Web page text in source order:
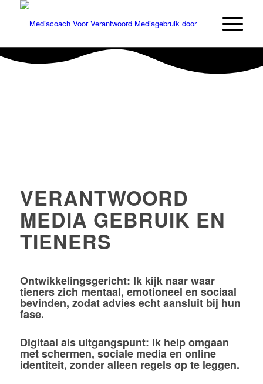
VERANTWOORD
MEDIA GEBRUIK EN
TIENERS
Ontwikkelingsgericht: Ik kijk naar waar
tieners zich mentaal, emotioneel en sociaal
bevinden, zodat advies echt aansluit bij hun
fase.
Digitaal als uitgangspunt: Ik help omgaan
met schermen, sociale media en online
identiteit, zonder alleen regels op te leggen.